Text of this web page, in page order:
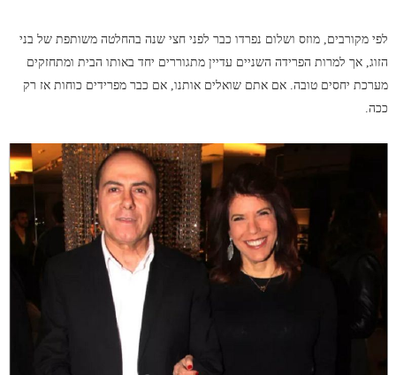
לפי מקורבים, מוזס ושלום נפרדו כבר לפני חצי שנה בהחלטה משותפת של בני
הזוג, אך למרות הפרידה השניים עדיין מתגוררים יחד באותו הבית ומתחזקים
מערכת יחסים טובה. אם אתם שואלים אותנו, אם כבר מפרידים כוחות אז רק
ככה.